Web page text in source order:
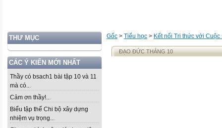
THƯ MỤC
CÁC Ý KIẾN MỚI NHẤT
Thầy có bsach1 bài tập 10 và 11
mà có...
Cảm ơn thầy!...
Biểu tập thể Chi bộ xây dựng
nhiệm vụ trọng...
Gốc > Tiểu học > Kết nối Tri thức với Cuộc
ĐẠO ĐỨC THÁNG 10